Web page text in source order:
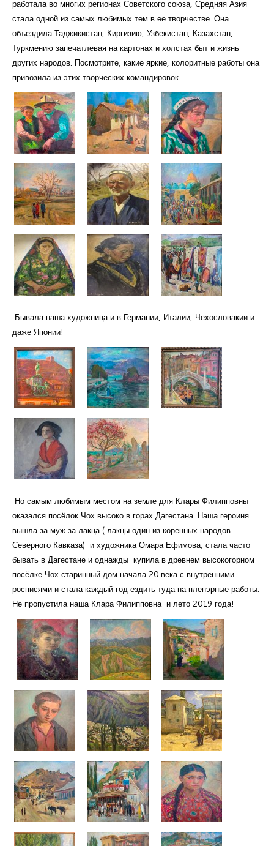
работала во многих регионах Советского союза, Средняя Азия
стала одной из самых любимых тем в ее творчестве. Она
объездила Таджикистан, Киргизию, Узбекистан, Казахстан,
Туркмению запечатлевая на картонах и холстах быт и жизнь
других народов. Посмотрите, какие яркие, колоритные работы она
привозила из этих творческих командировок.
Бывала наша художница и в Германии, Италии, Чехословакии и
даже Японии!
Но самым любимым местом на земле для Клары Филипповны
оказался посёлок Чох высоко в горах Дагестана. Наша героиня
вышла за муж за лакца ( лакцы один из коренных народов
Северного Кавказа) и художника Омара Ефимова, стала часто
бывать в Дагестане и однажды купила в древнем высокогорном
посёлке Чох старинный дом начала 20 века с внутренними
росписями и стала каждый год ездить туда на пленэрные работы.
Не пропустила наша Клара Филипповна и лето 2019 года!